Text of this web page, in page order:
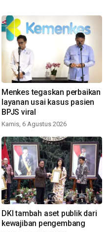
Menkes tegaskan perbaikan
layanan usai kasus pasien
BPJS viral
Kamis, 6 Agustus 2026
DKI tambah aset publik dari
kewajiban pengembang